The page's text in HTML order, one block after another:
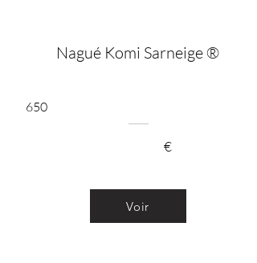
Nagué Komi Sarneige ®
650
€
Voir